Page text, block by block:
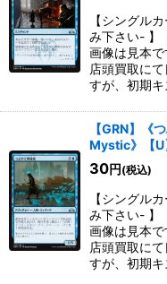
【シングル
み下さい- 】
画像は見本
店頭買取に
すが、初期
【GRN】《
Mystic》【U
30円 (税込)
【シングル
み下さい- 】
画像は見本
店頭買取に
すが、初期